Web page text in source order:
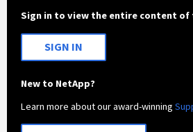
Sign in to view the entire content of
SIGN IN
New to NetApp?
Learn more about our award-winning